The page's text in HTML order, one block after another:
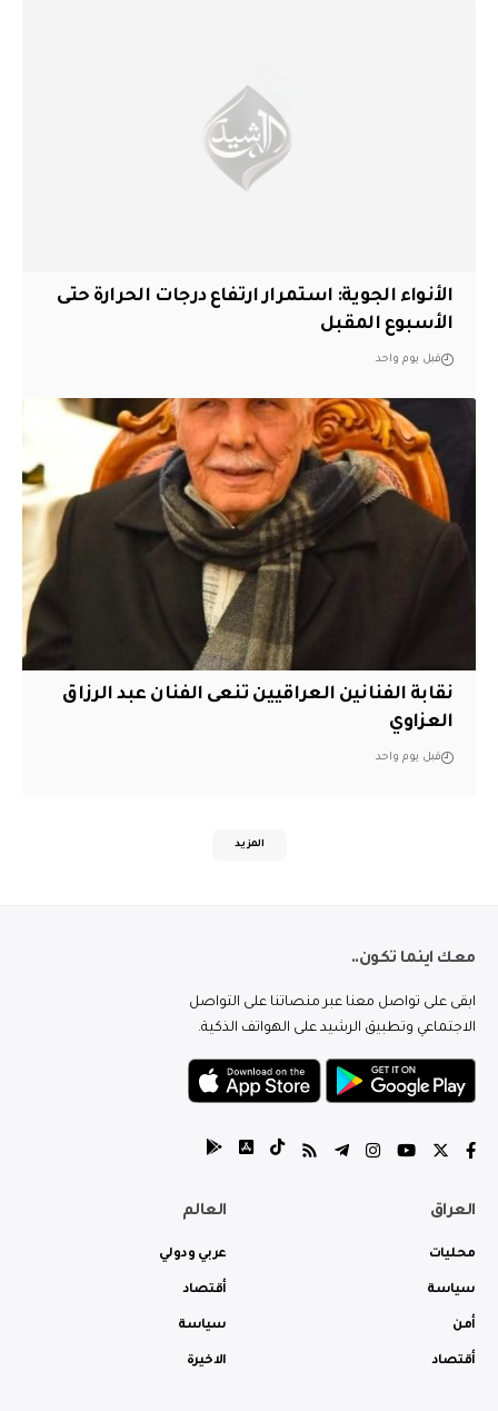
الأنواء الجوية: استمرار ارتفاع درجات الحرارة حتى
الأسبوع المقبل
قبل يوم واحد
نقابة الفنانين العراقيين تنعى الفنان عبد الرزاق
العزاوي
قبل يوم واحد
المزيد
معك اينما تكون..
ابقى على تواصل معنا عبر منصاتنا على التواصل
الاجتماعي وتطبيق الرشيد على الهواتف الذكية.
العراق
محليات
سياسة
أمن
أقتصاد
العالم
عربي ودولي
أقتصاد
سياسة
الاخيرة